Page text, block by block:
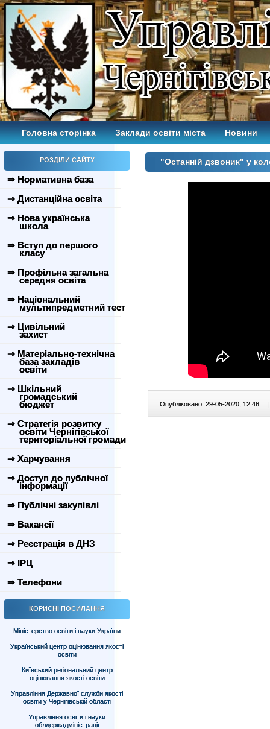
Головна сторінка Заклади освіти міста Новини
РОЗДІЛИ САЙТУ
⇒ Нормативна база
⇒ Дистанційна освіта
⇒ Нова українська
школа
⇒ Вступ до першого
класу
⇒ Профільна загальна
середня освіта
⇒ Національний
мультипредметний тест
⇒ Цивільний
захист
⇒ Матеріально-технічна
база закладів
освіти
⇒ Шкільний
громадський
бюджет
⇒ Стратегія розвитку
освіти Чернігівської
територіальної громади
⇒ Харчування
⇒ Доступ до публічної
інформації
⇒ Публічні закупівлі
⇒ Вакансії
⇒ Реєстрація в ДНЗ
⇒ ІРЦ
⇒ Телефони
КОРИСНІ ПОСИЛАННЯ
Міністерство освіти і науки України
Український центр оцінювання якості
освіти
Київський регіональний центр
оцінювання якості освіти
Управління Державної служби якості
освіти у Чернігівській області
Управління освіти і науки
облдержадміністрації
"Останній дзвоник" у
Опубліковано: 29-05-2020, 12:46 |